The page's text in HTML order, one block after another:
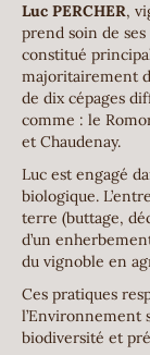
Luc PERCHER,
prend soin de
constitué
majoritairement
de dix cépages
comme : le
et Chaudenay.
Luc est engagé
biologique.
terre (buttage,
d’un
du vignoble en
Ces pratiques
l’Environnement
biodiversité et